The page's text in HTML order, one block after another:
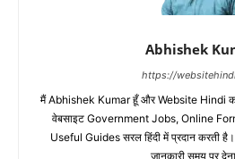
Abhishek
https://
मैं Abhishek Kumar हूँ और Website Hindi
वेबसाइट Government Jobs, Online
Useful Guides सरल हिंदी में प्रदान करती है।
जानकारी समय पर